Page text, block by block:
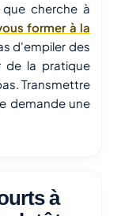
cherche à
former à la
d'empiler des
de la pratique
Transmettre
demande une
à